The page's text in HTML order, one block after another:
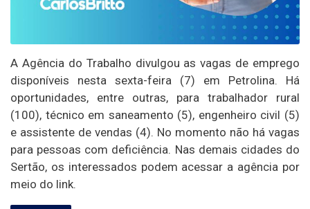
A Agência do Trabalho divulgou as vagas de emprego
disponíveis nesta sexta-feira (7) em Petrolina. Há
oportunidades, entre outras, para trabalhador rural
(100), técnico em saneamento (5), engenheiro civil (5)
e assistente de vendas (4). No momento não há vagas
para pessoas com deficiência. Nas demais cidades do
Sertão, os interessados podem acessar a agência por
meio do link.